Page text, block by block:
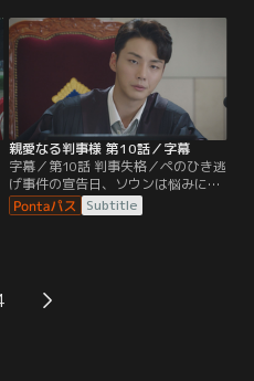
受けたガンホは、スホのふりをした
ままウクテを懲らしめる。息子の異
変に気づいた母は…。
親愛なる判事様 第10話／字幕
字幕／第10話 判事失格／ペのひき逃
げ事件の宣告日、ソウンは悩みに悩
んで書いた判決文をガンホに提出す
るが、ガンホからは「小さい事件な
し…。
Subtitle